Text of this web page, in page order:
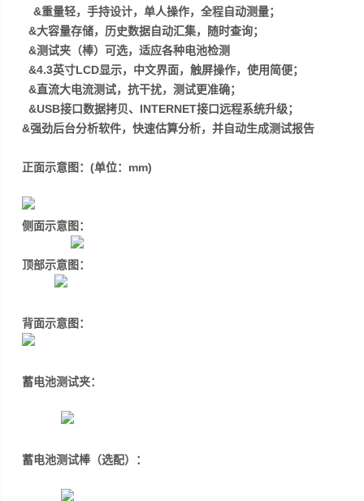
&重量轻，手持设计，单人操作，全程自动测量；
&大容量存储，历史数据自动汇集，随时查询；
&测试夹（棒）可选，适应各种电池检测
&4.3英寸LCD显示，中文界面，触屏操作，使用简便；
&直流大电流测试，抗干扰，测试更准确；
&USB接口数据拷贝、INTERNET接口远程系统升级；
&强劲后台分析软件，快速估算分析，并自动生成测试报告
正面示意图：(单位： mm)
侧面示意图：
顶部示意图：
背面示意图：
蓄电池测试夹：
蓄电池测试棒（选配）：